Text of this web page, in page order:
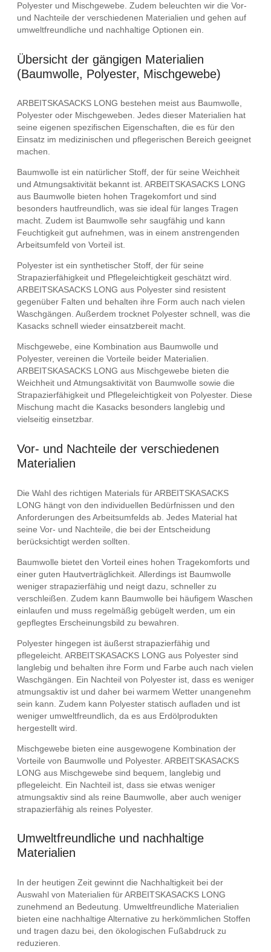
Polyester und Mischgewebe. Zudem beleuchten wir die Vor-
und Nachteile der verschiedenen Materialien und gehen auf
umweltfreundliche und nachhaltige Optionen ein.
Übersicht der gängigen Materialien
(Baumwolle, Polyester, Mischgewebe)
ARBEITSKASACKS LONG bestehen meist aus Baumwolle,
Polyester oder Mischgeweben. Jedes dieser Materialien hat
seine eigenen spezifischen Eigenschaften, die es für den
Einsatz im medizinischen und pflegerischen Bereich geeignet
machen.
Baumwolle ist ein natürlicher Stoff, der für seine Weichheit
und Atmungsaktivität bekannt ist. ARBEITSKASACKS LONG
aus Baumwolle bieten hohen Tragekomfort und sind
besonders hautfreundlich, was sie ideal für langes Tragen
macht. Zudem ist Baumwolle sehr saugfähig und kann
Feuchtigkeit gut aufnehmen, was in einem anstrengenden
Arbeitsumfeld von Vorteil ist.
Polyester ist ein synthetischer Stoff, der für seine
Strapazierfähigkeit und Pflegeleichtigkeit geschätzt wird.
ARBEITSKASACKS LONG aus Polyester sind resistent
gegenüber Falten und behalten ihre Form auch nach vielen
Waschgängen. Außerdem trocknet Polyester schnell, was die
Kasacks schnell wieder einsatzbereit macht.
Mischgewebe, eine Kombination aus Baumwolle und
Polyester, vereinen die Vorteile beider Materialien.
ARBEITSKASACKS LONG aus Mischgewebe bieten die
Weichheit und Atmungsaktivität von Baumwolle sowie die
Strapazierfähigkeit und Pflegeleichtigkeit von Polyester. Diese
Mischung macht die Kasacks besonders langlebig und
vielseitig einsetzbar.
Vor- und Nachteile der verschiedenen
Materialien
Die Wahl des richtigen Materials für ARBEITSKASACKS
LONG hängt von den individuellen Bedürfnissen und den
Anforderungen des Arbeitsumfelds ab. Jedes Material hat
seine Vor- und Nachteile, die bei der Entscheidung
berücksichtigt werden sollten.
Baumwolle bietet den Vorteil eines hohen Tragekomforts und
einer guten Hautverträglichkeit. Allerdings ist Baumwolle
weniger strapazierfähig und neigt dazu, schneller zu
verschleißen. Zudem kann Baumwolle bei häufigem Waschen
einlaufen und muss regelmäßig gebügelt werden, um ein
gepflegtes Erscheinungsbild zu bewahren.
Polyester hingegen ist äußerst strapazierfähig und
pflegeleicht. ARBEITSKASACKS LONG aus Polyester sind
langlebig und behalten ihre Form und Farbe auch nach vielen
Waschgängen. Ein Nachteil von Polyester ist, dass es weniger
atmungsaktiv ist und daher bei warmem Wetter unangenehm
sein kann. Zudem kann Polyester statisch aufladen und ist
weniger umweltfreundlich, da es aus Erdölprodukten
hergestellt wird.
Mischgewebe bieten eine ausgewogene Kombination der
Vorteile von Baumwolle und Polyester. ARBEITSKASACKS
LONG aus Mischgewebe sind bequem, langlebig und
pflegeleicht. Ein Nachteil ist, dass sie etwas weniger
atmungsaktiv sind als reine Baumwolle, aber auch weniger
strapazierfähig als reines Polyester.
Umweltfreundliche und nachhaltige
Materialien
In der heutigen Zeit gewinnt die Nachhaltigkeit bei der
Auswahl von Materialien für ARBEITSKASACKS LONG
zunehmend an Bedeutung. Umweltfreundliche Materialien
bieten eine nachhaltige Alternative zu herkömmlichen Stoffen
und tragen dazu bei, den ökologischen Fußabdruck zu
reduzieren.